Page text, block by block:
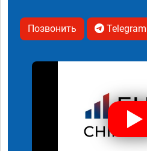
Позвонить Telegram